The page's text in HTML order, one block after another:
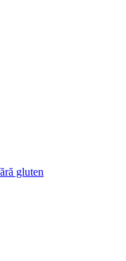
gluten